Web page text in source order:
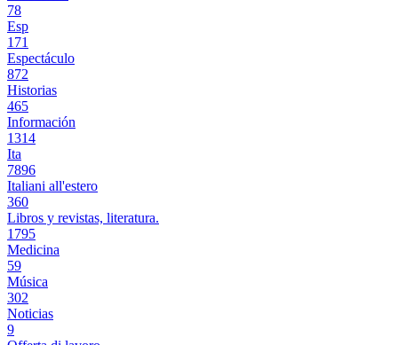
78
Esp
171
Espectáculo
872
Historias
465
Información
1314
Ita
7896
Italiani all'estero
360
Libros y revistas, literatura.
1795
Medicina
59
Música
302
Noticias
9